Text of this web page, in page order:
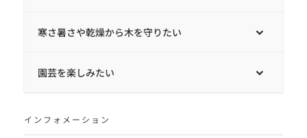
寒さ暑さや乾燥から木を守りたい
園芸を楽しみたい
インフォメーション